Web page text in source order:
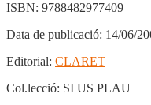
ISBN: 9788482977409
Data de publicació: 14/06/
Editorial: CLARET
Col.lecció: SI US PLAU